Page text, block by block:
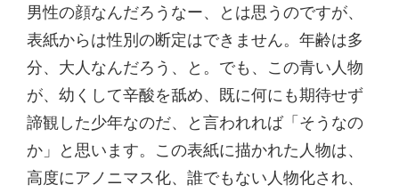
男性の顔なんだろうなー、とは思うのですが、
表紙からは性別の断定はできません。年齢は多
分、大人なんだろう、と。でも、この青い人物
が、幼くして辛酸を舐め、既に何にも期待せず
諦観した少年なのだ、と言われれば「そうなの
か」と思います。この表紙に描かれた人物は、
高度にアノニマス化、誰でもない人物化され、